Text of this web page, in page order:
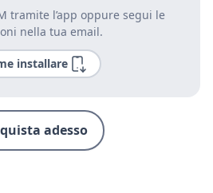
tramite l’app oppure segui le
nella tua email.
installare
adesso